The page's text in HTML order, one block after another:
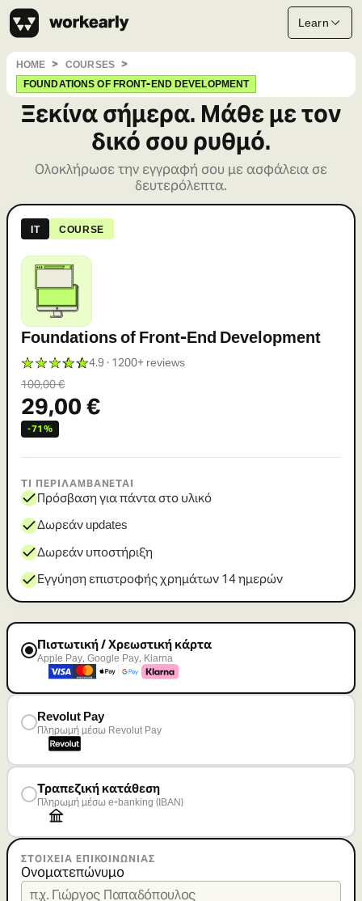
Learn
HOME
COURSES
FOUNDATIONS OF FRONT-END DEVELOPMENT
Ξεκίνα σήμερα. Μάθε με τον
δικό σου ρυθμό.
Ολοκλήρωσε την εγγραφή σου με ασφάλεια σε
δευτερόλεπτα.
IT COURSE
Foundations of Front-End Development
★★★★★4.9 · 1200+ reviews
100,00 €
29,00 €
-71 %
ΤΙ ΠΕΡΙΛΑΜΒΑΝΕΤΑΙ
Πρόσβαση για πάντα στο υλικό
Δωρεάν updates
Δωρεάν υποστήριξη
Εγγύηση επιστροφής χρημάτων 14 ημερών
Πιστωτική / Χρεωστική κάρτα
Apple Pay, Google Pay, Klarna
Revolut Pay
Πληρωμή μέσω Revolut Pay
Τραπεζική κατάθεση
Πληρωμή μέσω e-banking (IBAN)
ΣΤΟΙΧΕΙΑ ΕΠΙΚΟΙΝΩΝΙΑΣ
Ονοματεπώνυμο